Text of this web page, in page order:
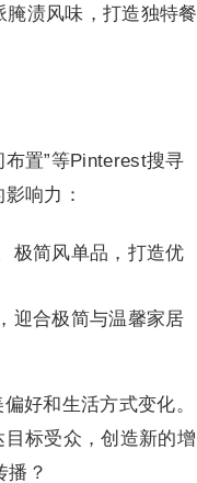
渍风味，打造独特餐
布置”等Pinterest搜寻
响力：
极简风单品，打造优
迎合极简与温馨家居
好和生活方式变化。
标受众，创造新的增
播？